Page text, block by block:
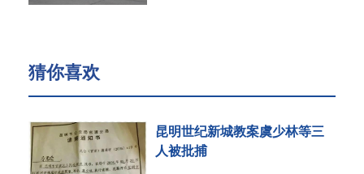
猜你喜欢
昆明世纪新城教案虞少林等三
人被批捕